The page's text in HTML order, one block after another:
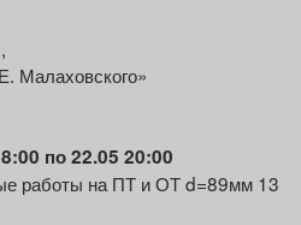
по 22.05 20:00
работы на ПТ и ОТ d=89мм 13